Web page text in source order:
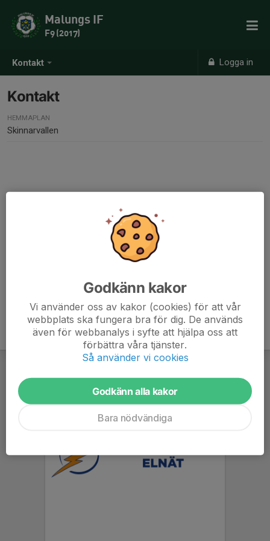
Kontakt Logga in
Malungs IF
F9 (2017)
Kontakt
HEMMAPLAN
Skinnarvallen
Godkänn kakor
Vi använder oss av kakor (cookies) för att vår
webbplats ska fungera bra för dig. De används
även för webbanalys i syfte att hjälpa oss att
förbättra våra tjänster.
Så använder vi cookies
Godkänn alla kakor
Bara nödvändiga